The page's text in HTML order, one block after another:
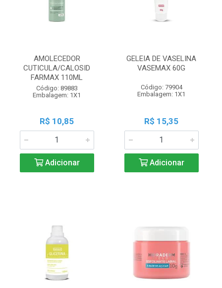
AMOLECEDOR
CUTICULA/CALOSID
FARMAX 110ML
Código: 89883
Embalagem: 1X1
R$ 10,85
Adicionar
GELEIA DE VASELINA
VASEMAX 60G
Código: 79904
Embalagem: 1X1
R$ 15,35
Adicionar